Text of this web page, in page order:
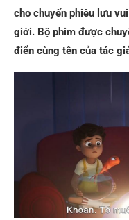
cho chuyến phiêu lưu
giới. Bộ phim được
điển cùng tên của tác